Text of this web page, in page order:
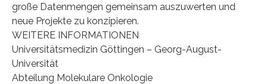
große Datenmengen gemeinsam auszuwerten und
neue Projekte zu konzipieren.
WEITERE INFORMATIONEN
Universitätsmedizin Göttingen – Georg-August-
Universität
Abteilung Molekulare Onkologie